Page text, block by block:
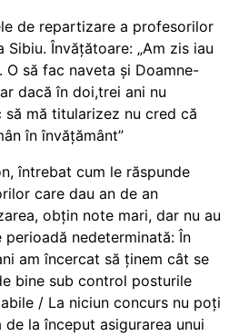
de repartizare a profesorilor
Sibiu. Învățătoare: „Am zis iau
O să fac naveta și Doamne-
dacă în doi,trei ani nu
să mă titularizez nu cred că
în învățământ”
întrebat cum le răspunde
care dau an de an
obțin note mari, dar nu au
perioadă nedeterminată: În
am încercat să ținem cât se
bine sub control posturile
/ La niciun concurs nu poți
de la început asigurarea unui